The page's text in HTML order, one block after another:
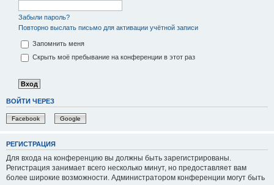
Забыли пароль?
Повторно выслать письмо для активации учётной записи
Запомнить меня
Скрыть моё пребывание на конференции в этот раз
ВОЙТИ ЧЕРЕЗ
Facebook Google
РЕГИСТРАЦИЯ
Для входа на конференцию вы должны быть зарегистрированы.
Регистрация занимает всего несколько минут, но предоставляет вам
более широкие возможности. Администратором конференции могут быть